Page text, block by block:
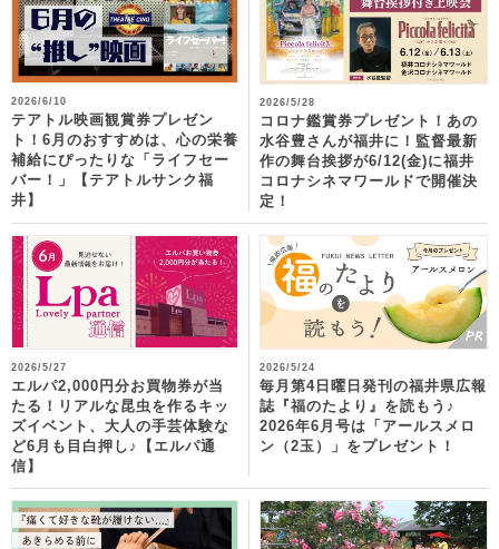
2026/6/10
テアトル映画観賞券プレゼン
ト！6月のおすすめは、心の栄養
補給にぴったりな「ライフセー
バー！」【テアトルサンク福
井】
2026/5/28
コロナ鑑賞券プレゼント！あの
水谷豊さんが福井に！監督最新
作の舞台挨拶が6/12(金)に福井
コロナシネマワールドで開催決
定！
2026/5/27
エルパ2,000円分お買物券が当
たる！リアルな昆虫を作るキッ
ズイベント、大人の手芸体験な
ど6月も目白押し♪【エルパ通
信】
2026/5/24
毎月第4日曜日発刊の福井県広報
誌『福のたより』を読もう♪
2026年6月号は「アールスメロ
ン（2玉）」をプレゼント！